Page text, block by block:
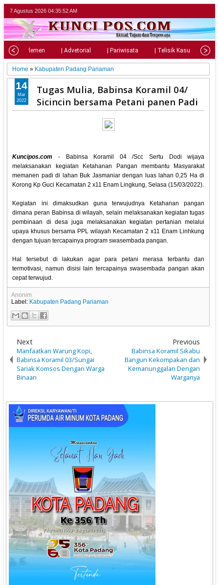
7 Agustus 2026 04:35:54 AM
| Parlemen | Advetorial | Pariwisata | Telisik Kasus |
Home » Kabupaten Padang Pariaman
Tugas Mulia, Babinsa Koramil 04/
Sicincin bersama Petani panen Padi
Kuncipos.com - Babinsa Koramil 04 /Scc Sertu Dodi wijaya
melaksanakan kegiatan Ketahanan Pangan membantu Masyarakat
memanen padi di lahan Buk Jasmaniar dengan luas lahan 0,25 Ha di
Korong Kp Guci Kecamatan 2 x11 Enam Lingkung, Selasa (15/03/2022).
Kegiatan ini dimaksudkan guna terwujudnya Ketahanan pangan
dimana peran Babinsa di wilayah, selain melaksanakan kegiatan tugas
pembinaan di desa juga melaksanakan kegiatan pertanian melalui
upaya khusus bersama PPL wilayah Kecamatan 2 x11 Enam Linhkung
dengan tujuan tercapainya program swasembada pangan.
Hal tersebut di lakukan agar para petani merasa terbantu dan
termotivasi, namun disisi lain tercapainya swasembada pangan akan
cepat terwujud.
14
Mar
2022
Anonim
Label: Kabupaten Padang Pariaman
Next
Manfaatkan Warung Kopi,
Babinsa Koramil 03/Sungai
Sariak Komsos Dengan Warga
Binaan
Previous
Babinsa Koramil Sikabu
Bangun Kekompakan dan
Kemanunggalan Dengan
Warganya